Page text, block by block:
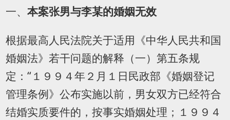
一、 本案张男与李某的婚姻无效
根据最高人民法院关于适用《中华人民共和国
婚姻法》若干问题的解释（一）第五条规
定：“１９９４年２月１日民政部《婚姻登记
管理条例》公布实施以前，男女双方已经符合
结婚实质要件的，按事实婚姻处理；１９９４